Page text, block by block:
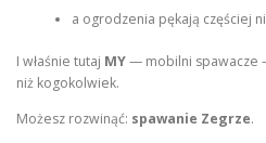
a ogrodzenia pękają częściej
I właśnie tutaj MY— mobilni spawacze
niż kogokolwiek.
Możesz rozwinąć: spawanie Zegrze.